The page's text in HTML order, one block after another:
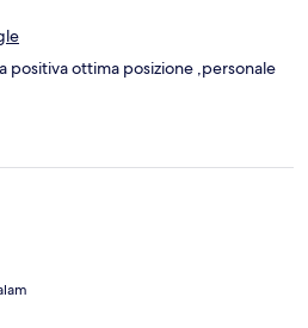
positiva ottima posizione ,personale